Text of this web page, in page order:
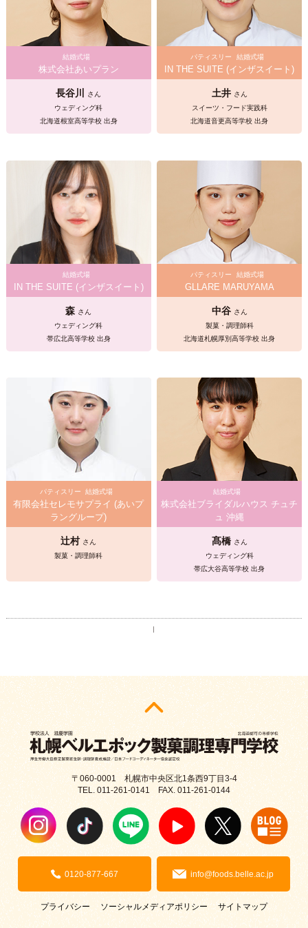
結婚式場
株式会社あいプラン
長谷川
さん
ウェディング科
北海道根室高等学校 出身
パティスリー 結婚式場
IN THE SUITE (インザスイート)
土井 さん
スイーツ・フード実践科
北海道音更高等学校 出身
結婚式場
IN THE SUITE (インザスイート)
森 さん
ウェディング科
帯広北高等学校 出身
パティスリー 結婚式場
GLLARE MARUYAMA
中谷 さん
製菓・調理師科
北海道札幌厚別高等学校 出身
パティスリー 結婚式場
有限会社セレモサプライ (あいプ
ラングループ)
辻村 さん
製菓・調理師科
結婚式場
株式会社ブライダルハウス チュチ
ュ 沖縄
髙橋 さん
ウェディング科
帯広大谷高等学校 出身
｜
〒060-0001 札幌市中央区北1条西9丁目3-4
TEL. 011-261-0141 FAX. 011-261-0144
0120-877-667 info@foods.belle.ac.jp
プライバシー ソーシャルメディアポリシー サイトマップ